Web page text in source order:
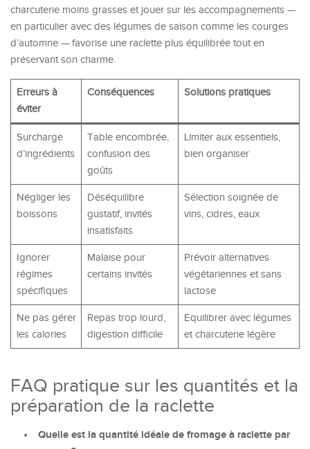
charcuterie moins grasses et jouer sur les accompagnements —
en particulier avec des légumes de saison comme les courges
d’automne — favorise une raclette plus équilibrée tout en
préservant son charme.
Erreurs à
éviter
Conséquences Solutions pratiques
Surcharge
d’ingrédients
Table encombrée,
confusion des
goûts
Limiter aux essentiels,
bien organiser
Négliger les
boissons
Déséquilibre
gustatif, invités
insatisfaits
Sélection soignée de
vins, cidres, eaux
Ignorer
régimes
spécifiques
Malaise pour
certains invités
Prévoir alternatives
végétariennes et sans
lactose
Ne pas gérer
les calories
Repas trop lourd,
digestion difficile
Equilibrer avec légumes
et charcuterie légère
FAQ pratique sur les quantités et la
préparation de la raclette
Quelle est la quantité idéale de fromage à raclette par